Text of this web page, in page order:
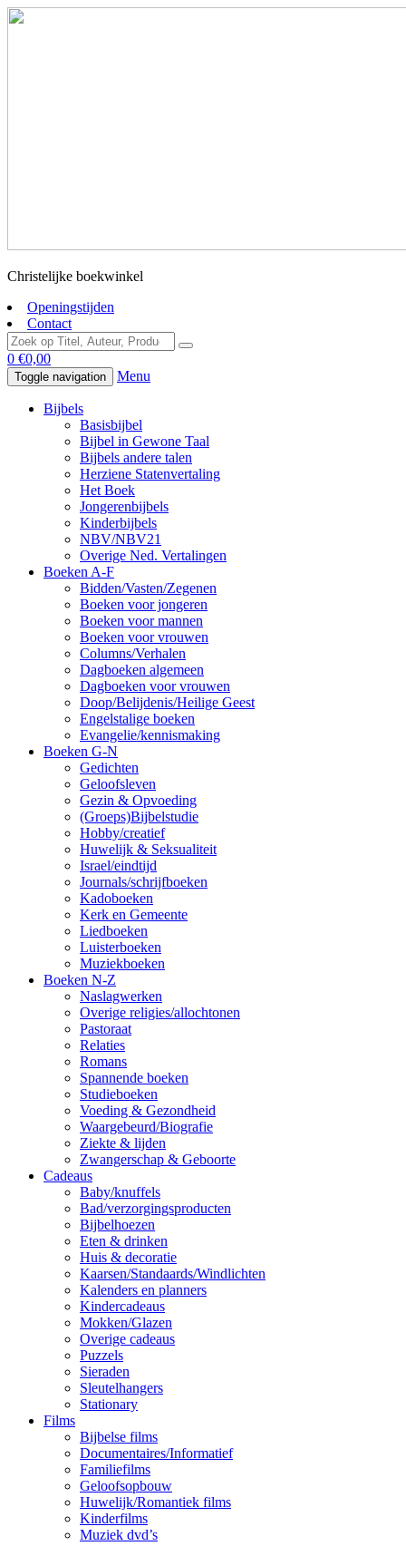
Christelijke boekwinkel
Openingstijden
Contact
0 €0,00
Toggle navigation Menu
Bijbels
Basisbijbel
Bijbel in Gewone Taal
Bijbels andere talen
Herziene Statenvertaling
Het Boek
Jongerenbijbels
Kinderbijbels
NBV/NBV21
Overige Ned. Vertalingen
Boeken A-F
Bidden/Vasten/Zegenen
Boeken voor jongeren
Boeken voor mannen
Boeken voor vrouwen
Columns/Verhalen
Dagboeken algemeen
Dagboeken voor vrouwen
Doop/Belijdenis/Heilige Geest
Engelstalige boeken
Evangelie/kennismaking
Boeken G-N
Gedichten
Geloofsleven
Gezin & Opvoeding
(Groeps)Bijbelstudie
Hobby/creatief
Huwelijk & Seksualiteit
Israel/eindtijd
Journals/schrijfboeken
Kadoboeken
Kerk en Gemeente
Liedboeken
Luisterboeken
Muziekboeken
Boeken N-Z
Naslagwerken
Overige religies/allochtonen
Pastoraat
Relaties
Romans
Spannende boeken
Studieboeken
Voeding & Gezondheid
Waargebeurd/Biografie
Ziekte & lijden
Zwangerschap & Geboorte
Cadeaus
Baby/knuffels
Bad/verzorgingsproducten
Bijbelhoezen
Eten & drinken
Huis & decoratie
Kaarsen/Standaards/Windlichten
Kalenders en planners
Kindercadeaus
Mokken/Glazen
Overige cadeaus
Puzzels
Sieraden
Sleutelhangers
Stationary
Films
Bijbelse films
Documentaires/Informatief
Familiefilms
Geloofsopbouw
Huwelijk/Romantiek films
Kinderfilms
Muziek dvd’s